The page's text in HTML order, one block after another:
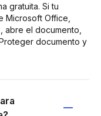
gratuita. Si tu
Microsoft Office,
abre el documento,
documento y